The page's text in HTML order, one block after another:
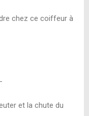
chez ce coiffeur à
et la chute du